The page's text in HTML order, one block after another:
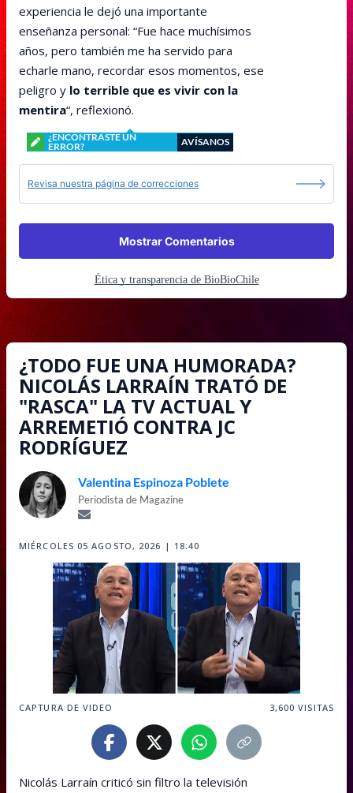
experiencia le dejó una importante
enseñanza personal: “Fue hace muchísimos
años, pero también me ha servido para
echarle mano, recordar esos momentos, ese
peligro y lo terrible que es vivir con la
mentira“, reflexionó.
¿ENCONTRASTE UN
ERROR?
AVÍSANOS
Revisa nuestra página de correcciones
Mostrar Comentarios
Ética y transparencia de BioBioChile
¿TODO FUE UNA HUMORADA?
NICOLÁS LARRAÍN TRATÓ DE
"RASCA" LA TV ACTUAL Y
ARREMETIÓ CONTRA JC
RODRÍGUEZ
Valentina Espinoza Poblete
Periodista de Magazine
MIÉRCOLES 05 AGOSTO, 2026 | 18:40
CAPTURA DE VIDEO 3,600 VISITAS
Nicolás Larraín criticó sin filtro la televisión